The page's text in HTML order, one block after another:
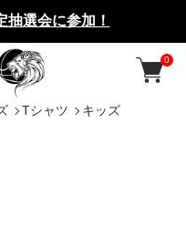
抽選会に参加！
0
Tシャツ キッズ